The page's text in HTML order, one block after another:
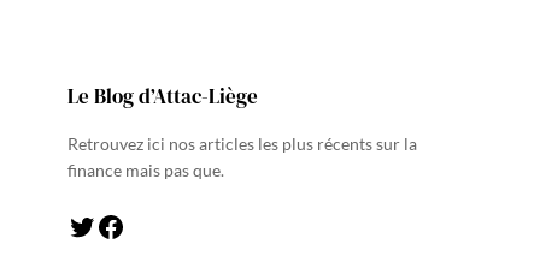
Le Blog d’Attac-Liège
Retrouvez ici nos articles les plus récents sur la
finance mais pas que.
Twitter Facebook